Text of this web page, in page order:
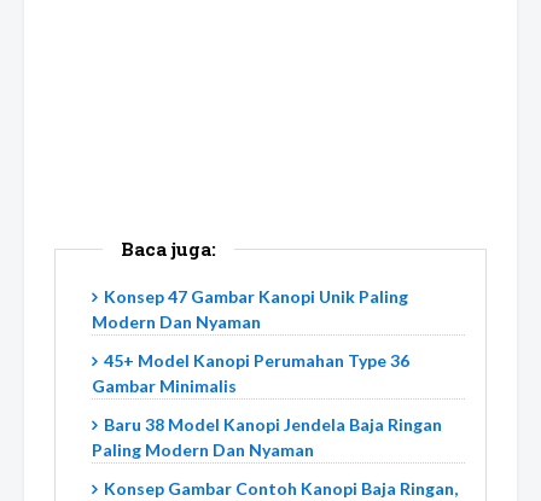
Baca juga:
Konsep 47 Gambar Kanopi Unik Paling
Modern Dan Nyaman
45+ Model Kanopi Perumahan Type 36
Gambar Minimalis
Baru 38 Model Kanopi Jendela Baja Ringan
Paling Modern Dan Nyaman
Konsep Gambar Contoh Kanopi Baja Ringan,